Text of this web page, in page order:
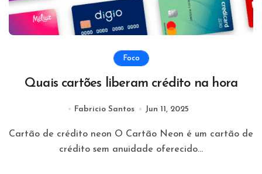
Foco
Quais cartões liberam crédito na hora
Fabricio Santos Jun 11, 2025
Cartão de crédito neon O Cartão Neon é um cartão de
crédito sem anuidade oferecido...